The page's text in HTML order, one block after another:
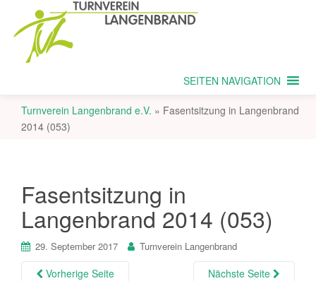
SEITEN NAVIGATION
Turnverein Langenbrand e.V. » Fasentsitzung in Langenbrand
2014 (053)
Fasentsitzung in
Langenbrand 2014 (053)
29. September 2017 Turnverein Langenbrand
Vorherige Seite Nächste Seite